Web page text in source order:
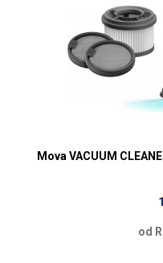
Mova VACUUM
od